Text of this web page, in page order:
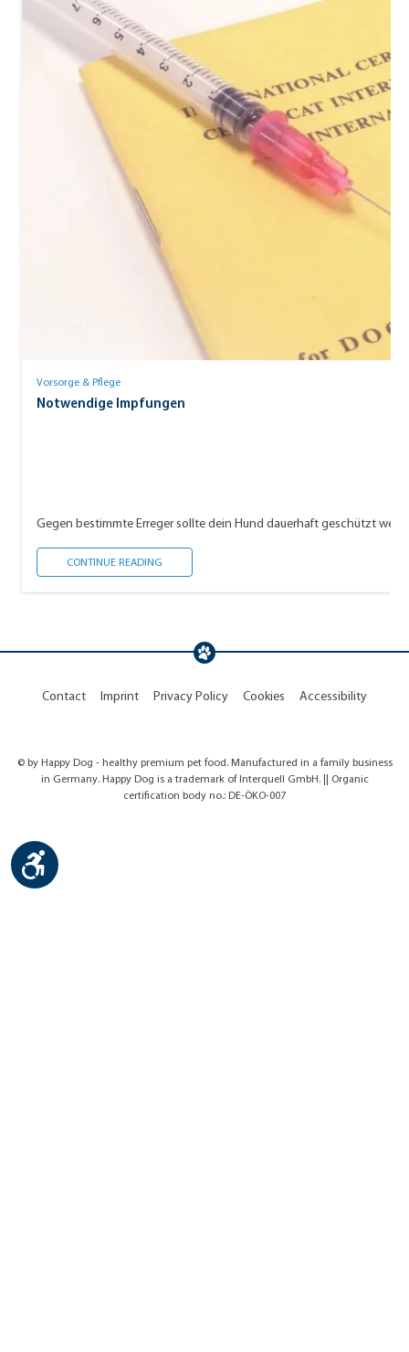
Vorsorge & Pflege
Notwendige Impfungen
Gegen bestimmte Erreger sollte dein Hund dauerhaft geschützt
CONTINUE READING
Contact Imprint Privacy Policy Cookies Accessibility
© by Happy Dog - healthy premium pet food. Manufactured in a family business
in Germany. Happy Dog is a trademark of Interquell GmbH. || Organic
certification body no.: DE-ÖKO-007
Show toolbar